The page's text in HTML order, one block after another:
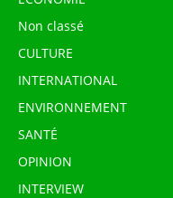
Non classé
CULTURE
INTERNATIONAL
ENVIRONNEMENT
SANTÉ
OPINION
INTERVIEW